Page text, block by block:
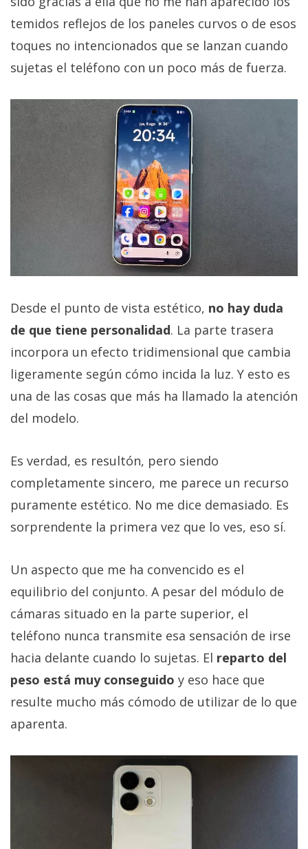
temidos reflejos de los paneles curvos o de esos
toques no intencionados que se lanzan cuando
sujetas el teléfono con un poco más de fuerza.
Desde el punto de vista estético, no hay duda
de que tiene personalidad. La parte trasera
incorpora un efecto tridimensional que cambia
ligeramente según cómo incida la luz. Y esto es
una de las cosas que más ha llamado la atención
del modelo.
Es verdad, es resultón, pero siendo
completamente sincero, me parece un recurso
puramente estético. No me dice demasiado. Es
sorprendente la primera vez que lo ves, eso sí.
Un aspecto que me ha convencido es el
equilibrio del conjunto. A pesar del módulo de
cámaras situado en la parte superior, el
teléfono nunca transmite esa sensación de irse
hacia delante cuando lo sujetas. El reparto del
peso está muy conseguido y eso hace que
resulte mucho más cómodo de utilizar de lo que
aparenta.